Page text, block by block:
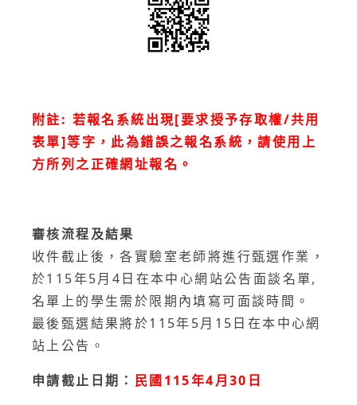
附註: 若報名系統出現[要求授予存取權/共用
表單]等字，此為錯誤之報名系統，請使用上
方所列之正確網址報名。
審核流程及結果
收件截止後，各實驗室老師將進行甄選作業，
於115年5月4日在本中心網站公告面談名單,
名單上的學生需於限期內填寫可面談時間。
最後甄選結果將於115年5月15日在本中心網
站上公告。
申請截止日期： 民國115年4月30日